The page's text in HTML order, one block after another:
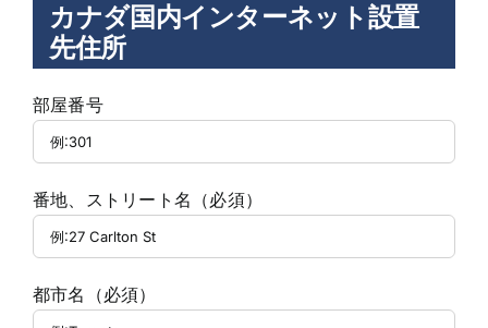
カナダ国内インターネット設置
先住所
部屋番号
番地、ストリート名（必須）
都市名（必須）